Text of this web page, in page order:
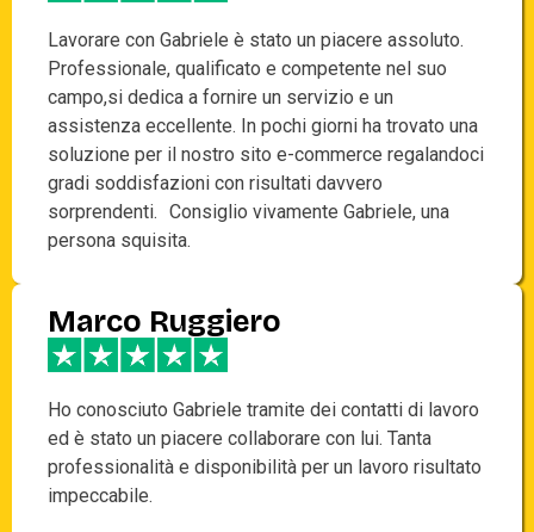
Lavorare con Gabriele è stato un piacere assoluto.
Professionale, qualificato e competente nel suo
campo,si dedica a fornire un servizio e un
assistenza eccellente. In pochi giorni ha trovato una
soluzione per il nostro sito e-commerce regalandoci
gradi soddisfazioni con risultati davvero
sorprendenti. Consiglio vivamente Gabriele, una
persona squisita.
Marco Ruggiero
Ho conosciuto Gabriele tramite dei contatti di lavoro
ed è stato un piacere collaborare con lui. Tanta
professionalità e disponibilità per un lavoro risultato
impeccabile.